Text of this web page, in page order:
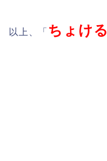
以上、「 ちょける